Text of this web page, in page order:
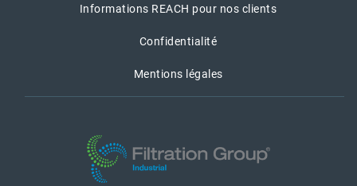
Informations REACH pour nos clients
Confidentialité
Mentions légales